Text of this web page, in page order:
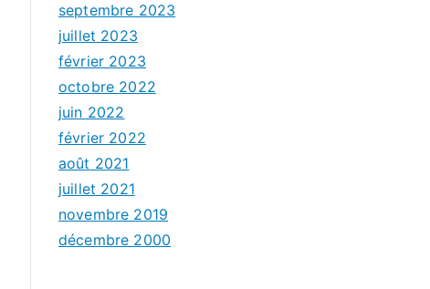
septembre 2023
juillet 2023
février 2023
octobre 2022
juin 2022
février 2022
août 2021
juillet 2021
novembre 2019
décembre 2000